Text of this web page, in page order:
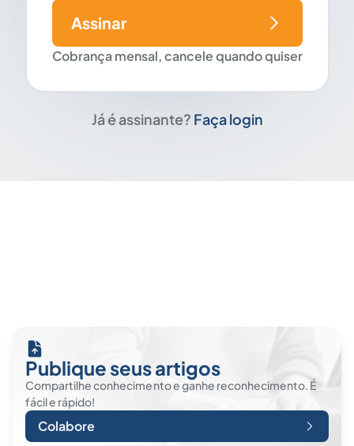
Cobrança mensal, cancele quando quiser
Assinar
Já é assinante? Faça login
Publique seus artigos
Compartilhe conhecimento e ganhe reconhecimento. É
fácil e rápido!
Colabore